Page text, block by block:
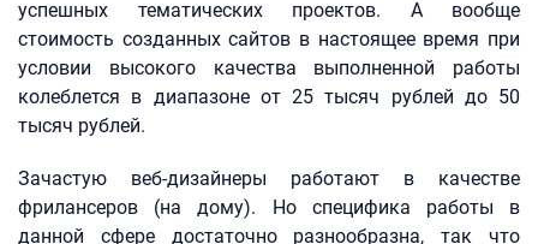
успешных тематических проектов. А вообще
стоимость созданных сайтов в настоящее время при
условии высокого качества выполненной работы
колеблется в диапазоне от 25 тысяч рублей до 50
тысяч рублей.
Зачастую веб-дизайнеры работают в качестве
фрилансеров (на дому). Но специфика работы в
данной сфере достаточно разнообразна, так что